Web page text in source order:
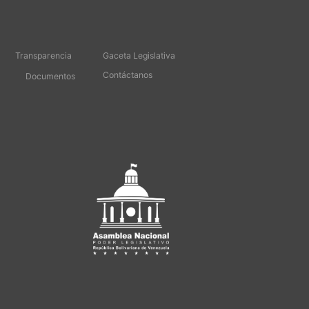
Transparencia
Documentos
Gaceta Legislativa
Contáctanos